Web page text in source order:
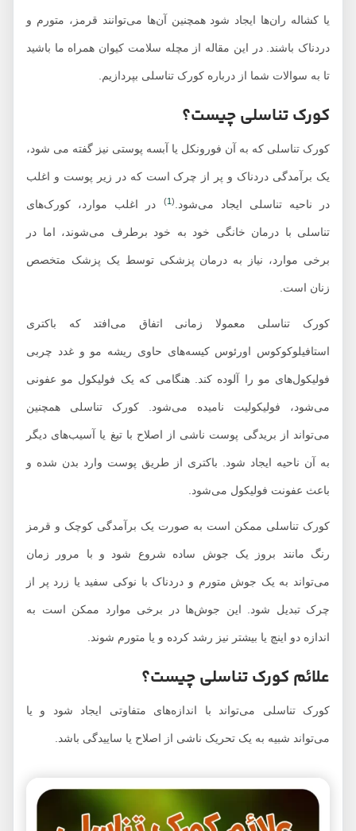
یا کشاله ران‌ها ایجاد شود همچنین آن‌ها می‌توانند قرمز، متورم و
دردناک باشند. در این مقاله از مچله سلامت کیوان همراه ما باشید
تا به سوالات شما از درباره کورک تناسلی بپردازیم.
کورک تناسلی چیست؟
کورک تناسلی که به آن فورونکل یا آبسه پوستی نیز گفته می شود،
یک برآمدگی دردناک و پر از چرک است که در زیر پوست و اغلب
در ناحیه تناسلی ایجاد می‌شود. 1 در اغلب موارد، کورک‌های
تناسلی با درمان خانگی خود به خود برطرف می‌شوند، اما در
برخی موارد، نیاز به درمان پزشکی توسط یک پزشک متخصص
زنان است.
کورک تناسلی معمولا زمانی اتفاق می‌افتد که باکتری
استافیلوکوکوس اورئوس کیسه‌های حاوی ریشه مو و غدد چربی
فولیکول‌های مو را آلوده کند. هنگامی که یک فولیکول مو عفونی
می‌شود، فولیکولیت نامیده می‌شود. کورک تناسلی همچنین
می‌تواند از بریدگی پوست ناشی از اصلاح با تیغ یا آسیب‌های دیگر
به آن ناحیه ایجاد شود. باکتری از طریق پوست وارد بدن شده و
باعث عفونت فولیکول‌ می‌شود.
کورک تناسلی ممکن است به صورت یک برآمدگی کوچک و قرمز
رنگ مانند بروز یک جوش ساده شروع شود و با مرور زمان
می‌تواند به یک جوش متورم و دردناک با نوکی سفید یا زرد پر از
چرک تبدیل شود. این جوش‌ها در برخی موارد ممکن است به
اندازه دو اینچ یا بیشتر نیز رشد کرده و یا متورم شوند.
علائم کورک تناسلی چیست؟
کورک تناسلی می‌تواند با اندازه‌های متفاوتی ایجاد شود و یا
می‌تواند شبیه به یک تحریک ناشی از اصلاح یا ساییدگی باشد.